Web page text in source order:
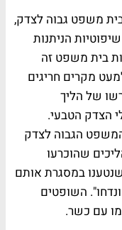
משפט גבוה לצדק,
הניתנות
בית משפט זה
מקרים חריגים
של הליך
הצדק הטבעי.
הגבוה לצדק
שהוכרעו
במסגרת אותם
השופטים
עם כשר.